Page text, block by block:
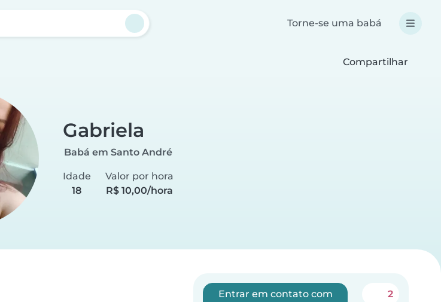
Torne-se uma babá
Compartilhar
Gabriela
Babá em Santo André
Idade
18
Valor por hora
R$ 10,00/hora
Entrar em contato com
2